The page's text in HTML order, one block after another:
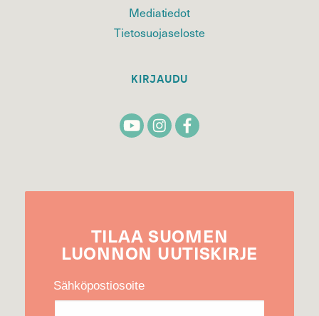
Mediatiedot
Tietosuojaseloste
KIRJAUDU
TILAA SUOMEN
LUONNON UUTIS­KIRJE
Sähköpostiosoite